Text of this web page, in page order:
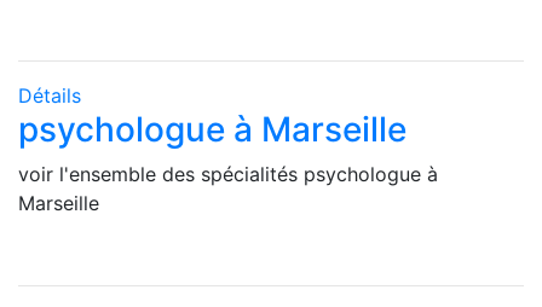
Détails
psychologue à Marseille
voir l'ensemble des spécialités psychologue à
Marseille